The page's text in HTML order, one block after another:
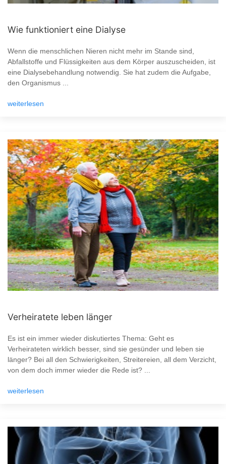
Wie funktioniert eine Dialyse
Wenn die menschlichen Nieren nicht mehr im Stande sind,
Abfallstoffe und Flüssigkeiten aus dem Körper auszuscheiden, ist
eine Dialysebehandlung notwendig. Sie hat zudem die Aufgabe,
den Organismus ...
weiterlesen
Verheiratete leben länger
Es ist ein immer wieder diskutiertes Thema: Geht es
Verheirateten wirklich besser, sind sie gesünder und leben sie
länger? Bei all den Schwierigkeiten, Streitereien, all dem Verzicht,
von dem doch immer wieder die Rede ist? ...
weiterlesen